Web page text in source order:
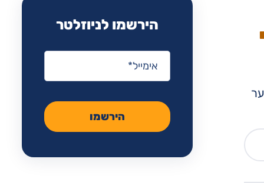
הירשמו לניוזלטר
אימייל
הירשמו